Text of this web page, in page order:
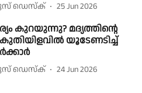
ഡെസ്ക് 25 Jun 2026
കുറയുന്നു? മദ്യത്തിൻ്റെ
യൂടേണടിച്ച്
ഡെസ്ക് 24 Jun 2026